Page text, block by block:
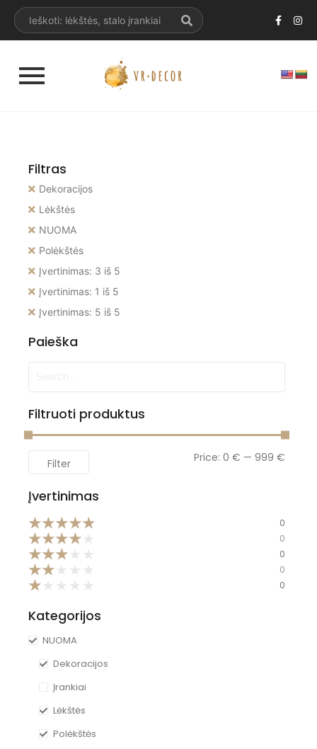
Filtras
Dekoracijos
Lėkštės
NUOMA
Polėkštės
Įvertinimas: 3 iš 5
Įvertinimas: 1 iš 5
Įvertinimas: 5 iš 5
Paieška
Filtruoti produktus
Filter Price: 0 € — 999 €
Įvertinimas
★★★★★ 0
★★★★ 0
★★★ 0
★★ 0
★ 0
Kategorijos
NUOMA
Dekoracijos
Įrankiai
Lėkštės
Polėkštės